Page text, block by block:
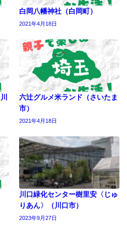
白岡八幡神社（白岡町）
2021年4月18日
六辻グルメ米ランド（さいたま
市）
2021年4月18日
川口緑化センター樹里安〈じゅ
りあん〉（川口市）
2023年9月27日